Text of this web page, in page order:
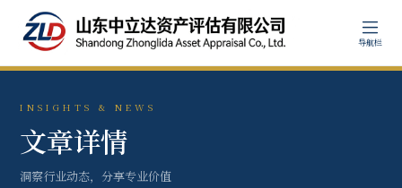
导航栏
INSIGHTS & NEWS
文章详情
洞察行业动态，分享专业价值